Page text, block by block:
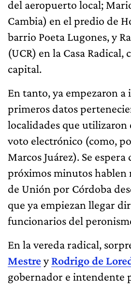
del aeropuerto local;
Cambia) en el predio de
barrio Poeta Lugones, y
(UCR) en la Casa Radical,
capital.
En tanto, ya empezaron a
primeros datos
localidades que utilizaron
voto electrónico (como,
Marcos Juárez). Se espera
próximos minutos hablen
de Unión por Córdoba
que ya empiezan llegar
funcionarios del
En la vereda radical,
MestreyRodrigo de
gobernador e intendente